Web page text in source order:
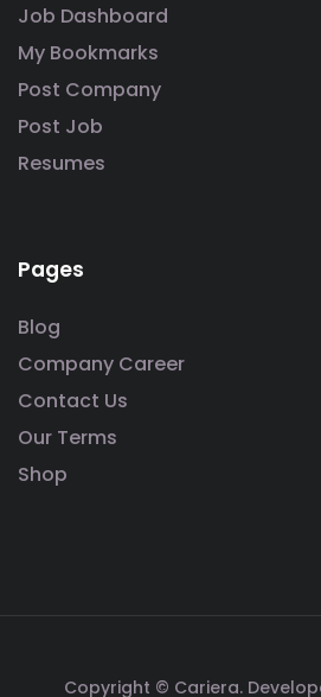
Job Dashboard
My Bookmarks
Post Company
Post Job
Resumes
Pages
Blog
Company Career
Contact Us
Our Terms
Shop
Copyright © Cariera.